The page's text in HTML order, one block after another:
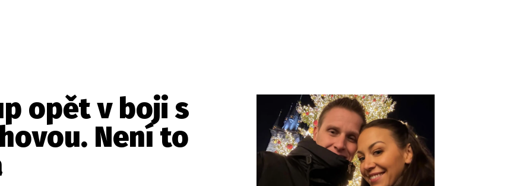
Vydavatel Inzerce Osobní údaje / Cookies
je INCORP MEDIA GROUP s.r.o., IČ: 118 23 054
SLEDUJTE NÁS NA
opět v boji s
Není to